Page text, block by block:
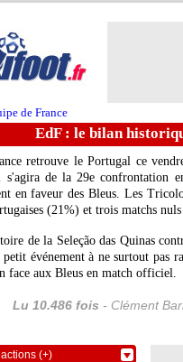
de France
EdF : le bilan
retrouve le Portugal ce
de la 29e confrontation
en faveur des Bleus. Les
(21%) et trois matchs
de la Seleção das Quinas
événement à ne surtout pas
face aux Bleus en match officiel.
Lu 10.486 fois - Clément
(+)